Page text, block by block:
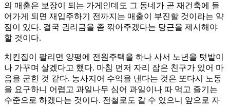
의 매출은 보장이 되는 가게인데도 그 동네가 곧 재건축에 들
어가게 되면 재입주하기 전까지는 매출이 부진할 것이라는 약
점이 있다. 결국 권리금을 좀 깎아주겠다는 당근을 제시해야
할 것이다.
치킨집이 팔리면 양평에 전원주택을 하나 사서 노년을 텃밭이
나 가꾸며 살겠다고 했다. 마침 먼저 자리 잡은 친구가 있어 마
음을 굳힌 것 같다. 농사지어 수익을 낸다는 것은 또다시 노동
을 요구하니 어렵고 과일나무 심어 과일이나 따 먹고 즐기는
수준으로 하겠다는 것이다. 전철로도 갈 수 있으니 앞으로 자